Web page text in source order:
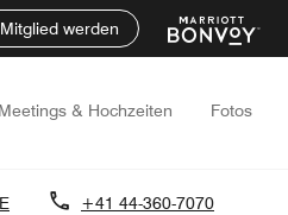
werden
Meetings & Hochzeiten Fotos
+41 44-360-7070